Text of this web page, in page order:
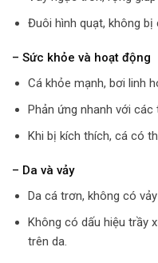
Đuôi hình quạt, không
– Sức khỏe và hoạt động
Cá khỏe mạnh, bơi linh
Phản ứng nhanh với các
Khi bị kích thích, cá có
– Da và vảy
Da cá trơn, không có
Không có dấu hiệu trầy
trên da.